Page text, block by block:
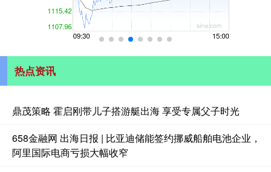
热点资讯
鼎茂策略 霍启刚带儿子搭游艇出海 享受专属父子时光
658金融网 出海日报 | 比亚迪储能签约挪威船舶电池企业，
阿里国际电商亏损大幅收窄